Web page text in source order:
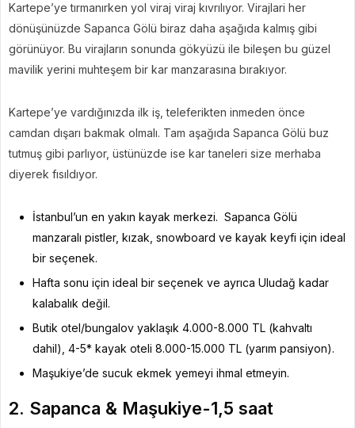
Kartepe’ye tırmanırken yol viraj viraj kıvrılıyor. Virajlari her
dönüşünüzde Sapanca Gölü biraz daha aşağıda kalmış gibi
görünüyor. Bu virajların sonunda gökyüzü ile bileşen bu güzel
mavilik yerini muhteşem bir kar manzarasına bırakıyor.
Kartepe’ye vardığınızda ilk iş, teleferikten inmeden önce
camdan dışarı bakmak olmalı. Tam aşağıda Sapanca Gölü buz
tutmuş gibi parlıyor, üstünüzde ise kar taneleri size merhaba
diyerek fısıldıyor.
İstanbul’un en yakın kayak merkezi. Sapanca Gölü
manzaralı pistler, kızak, snowboard ve kayak keyfi için ideal
bir seçenek.
Hafta sonu için ideal bir seçenek ve ayrıca Uludağ kadar
kalabalık değil.
Butik otel/bungalov yaklaşık 4.000-8.000 TL (kahvaltı
dahil), 4-5* kayak oteli 8.000-15.000 TL (yarım pansiyon).
Maşukiye’de sucuk ekmek yemeyi ihmal etmeyin.
2. Sapanca & Maşukiye-1,5 saat